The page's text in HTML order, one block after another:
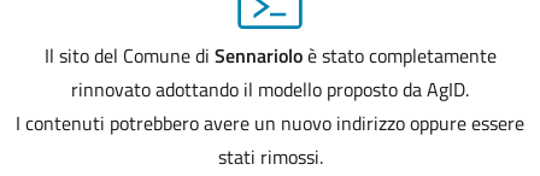
Il sito del Comune di Sennarioloè stato completamente
rinnovato adottando il modello proposto da AgID.
I contenuti potrebbero avere un nuovo indirizzo oppure essere
stati rimossi.